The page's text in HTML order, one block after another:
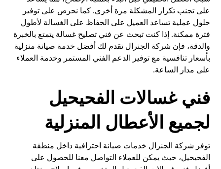
على تجنب تكرار المشكلة مرة أخرى. كما نحرص على توفير
حلول عملية تساعد العميل على الحفاظ على الغسالة لأطول
فترة ممكنة. إذا كنت تبحث عن فني تصليح غسالة يتمتع بالخبرة
والدقة، فإن شركة الجنرال تقدم لك أفضل خدمة صيانة منزلية
بأسعار تنافسية مع توفير الدعم الفني المستمر وخدمة العملاء
على مدار الساعة.
فني غسالات الفحيحيل
لجميع الأعطال المنزلية
توفر شركة الجنرال خدمات صيانة احترافية داخل منطقة
الفحيحيل، حيث يمكن للعملاء التواصل معنا للحصول على